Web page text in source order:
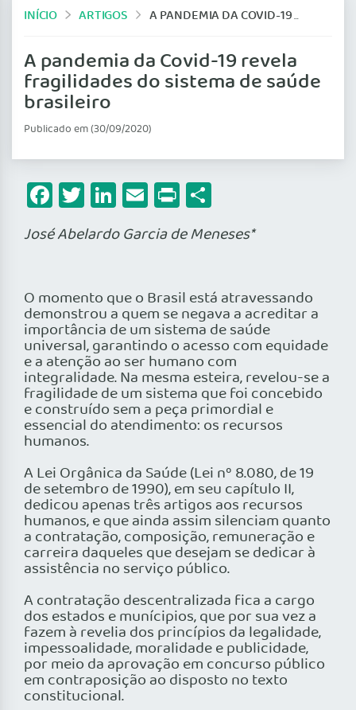
INÍCIO ARTIGOS A PANDEMIA DA COVID-19 REVELA FRAGILIDADES DO SISTEMA DE SAÚDE BRASILEIRO
A pandemia da Covid-19 revela
fragilidades do sistema de saúde
brasileiro
Publicado em (30/09/2020)
Facebook
Twitter
LinkedIn
Email
Print
José Abelardo Garcia de Meneses*
O momento que o Brasil está atravessando
demonstrou a quem se negava a acreditar a
importância de um sistema de saúde
universal, garantindo o acesso com equidade
e a atenção ao ser humano com
integralidade. Na mesma esteira, revelou-se a
fragilidade de um sistema que foi concebido
e construído sem a peça primordial e
essencial do atendimento: os recursos
humanos.
A Lei Orgânica da Saúde (Lei nº 8.080, de 19
de setembro de 1990), em seu capítulo II,
dedicou apenas três artigos aos recursos
humanos, e que ainda assim silenciam quanto
a contratação, composição, remuneração e
carreira daqueles que desejam se dedicar à
assistência no serviço público.
A contratação descentralizada fica a cargo
dos estados e munícipios, que por sua vez a
fazem à revelia dos princípios da legalidade,
impessoalidade, moralidade e publicidade,
por meio da aprovação em concurso público
em contraposição ao disposto no texto
constitucional.